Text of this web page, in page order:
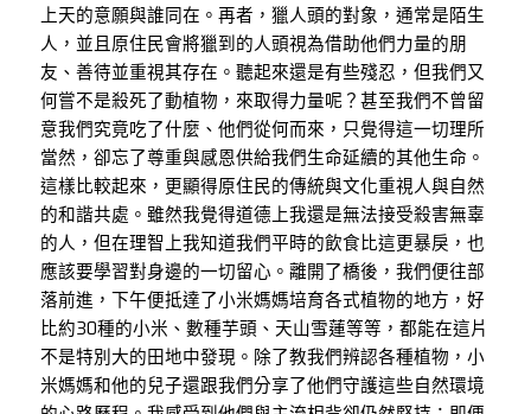
上天的意願與誰同在。再者，獵人頭的對象，通常是陌生
人，並且原住民會將獵到的人頭視為借助他們力量的朋
友、善待並重視其存在。聽起來還是有些殘忍，但我們又
何嘗不是殺死了動植物，來取得力量呢？甚至我們不曾留
意我們究竟吃了什麼、他們從何而來，只覺得這一切理所
當然，卻忘了尊重與感恩供給我們生命延續的其他生命。
這樣比較起來，更顯得原住民的傳統與文化重視人與自然
的和諧共處。雖然我覺得道德上我還是無法接受殺害無辜
的人，但在理智上我知道我們平時的飲食比這更暴戾，也
應該要學習對身邊的一切留心。離開了橋後，我們便往部
落前進，下午便抵達了小米媽媽培育各式植物的地方，好
比約30種的小米、數種芋頭、天山雪蓮等等，都能在這片
不是特別大的田地中發現。除了教我們辨認各種植物，小
米媽媽和他的兒子還跟我們分享了他們守護這些自然環境